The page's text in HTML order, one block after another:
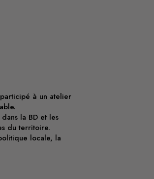
à un atelier
la BD et les
du territoire.
locale, la